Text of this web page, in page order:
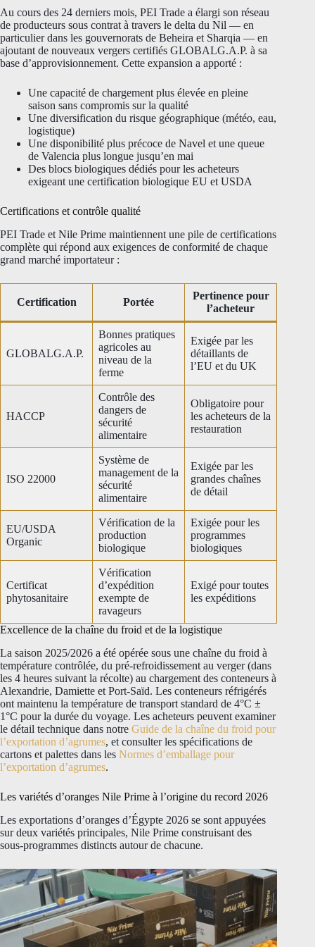
Au cours des 24 derniers mois, PEI Trade a élargi son réseau
de producteurs sous contrat à travers le delta du Nil — en
particulier dans les gouvernorats de Beheira et Sharqia — en
ajoutant de nouveaux vergers certifiés GLOBALG.A.P. à sa
base d’approvisionnement. Cette expansion a apporté :
Une capacité de chargement plus élevée en pleine
saison sans compromis sur la qualité
Une diversification du risque géographique (météo, eau,
logistique)
Une disponibilité plus précoce de Navel et une queue
de Valencia plus longue jusqu’en mai
Des blocs biologiques dédiés pour les acheteurs
exigeant une certification biologique EU et USDA
Certifications et contrôle qualité
PEI Trade et Nile Prime maintiennent une pile de certifications
complète qui répond aux exigences de conformité de chaque
grand marché importateur :
Certification Portée
Pertinence pour
l’acheteur
GLOBALG.A.P.
Bonnes pratiques
agricoles au
niveau de la
ferme
Exigée par les
détaillants de
l’EU et du UK
HACCP
Contrôle des
dangers de
sécurité
alimentaire
Obligatoire pour
les acheteurs de la
restauration
ISO 22000
Système de
management de la
sécurité
alimentaire
Exigée par les
grandes chaînes
de détail
EU/USDA
Organic
Vérification de la
production
biologique
Exigée pour les
programmes
biologiques
Certificat
phytosanitaire
Vérification
d’expédition
exempte de
ravageurs
Exigé pour toutes
les expéditions
Excellence de la chaîne du froid et de la logistique
La saison 2025/2026 a été opérée sous une chaîne du froid à
température contrôlée, du pré-refroidissement au verger (dans
les 4 heures suivant la récolte) au chargement des conteneurs à
Alexandrie, Damiette et Port-Saïd. Les conteneurs réfrigérés
ont maintenu la température de transport standard de 4°C ±
1°C pour la durée du voyage. Les acheteurs peuvent examiner
le détail technique dans notre Guide de la chaîne du froid pour
l’exportation d’agrumes, et consulter les spécifications de
cartons et palettes dans les Normes d’emballage pour
l’exportation d’agrumes.
Les variétés d’oranges Nile Prime à l’origine du record 2026
Les exportations d’oranges d’Égypte 2026 se sont appuyées
sur deux variétés principales, Nile Prime construisant des
sous-programmes distincts autour de chacune.